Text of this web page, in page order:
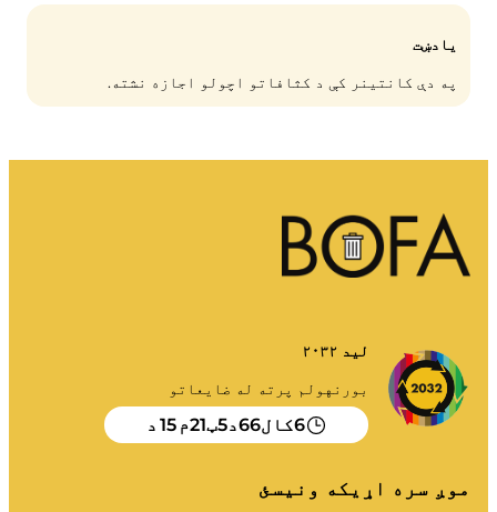
یادښت
په دې کانتینر کې د کثافاتو اچولو اجازه نشته.
لید ۲۰۳۲
بورنهولم پرته له ضایعاتو
6کال66د5ټ21م 15 د
موږ سره اړیکه ونیسئ